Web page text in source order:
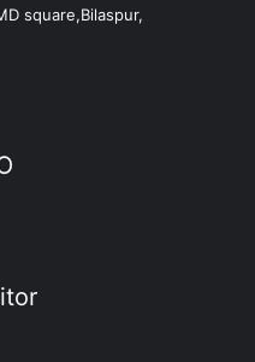
square,Bilaspur,